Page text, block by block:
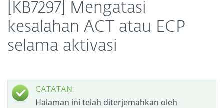
[KB7297] Mengatasi
kesalahan ACT atau ECP
selama aktivasi
CATATAN:
Halaman ini telah diterjemahkan oleh